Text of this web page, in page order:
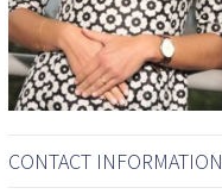
CONTACT INFORMATION